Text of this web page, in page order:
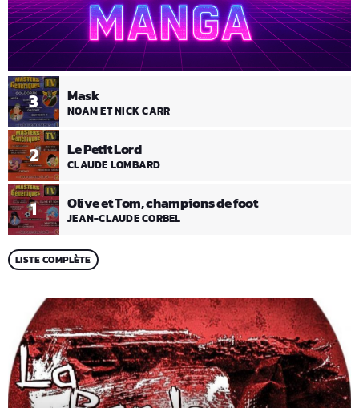
1 Olive et Tom, champions de foot
JEAN-CLAUDE CORBEL
2 Le Petit Lord
CLAUDE LOMBARD
3 Mask
NOAM ET NICK CARR
LISTE COMPLÈTE